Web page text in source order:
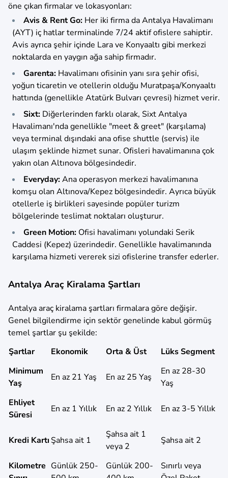
öne çıkan firmalar ve lokasyonları:
Avis & Rent Go: Her iki firma da Antalya Havalimanı
(AYT) iç hatlar terminalinde 7/24 aktif ofislere sahiptir.
Avis ayrıca şehir içinde Lara ve Konyaaltı gibi merkezi
noktalarda en yaygın ağa sahip firmadır.
Garenta: Havalimanı ofisinin yanı sıra şehir ofisi,
yoğun ticaretin ve otellerin olduğu Muratpaşa/Konyaaltı
hattında (genellikle Atatürk Bulvarı çevresi) hizmet verir.
Sixt: Diğerlerinden farklı olarak, Sixt Antalya
Havalimanı'nda genellikle "meet & greet" (karşılama)
veya terminal dışındaki ana ofise shuttle (servis) ile
ulaşım şeklinde hizmet sunar. Ofisleri havalimanına çok
yakın olan Altınova bölgesindedir.
Everyday:Ana operasyon merkezi havalimanına
komşu olan Altınova/Kepez bölgesindedir. Ayrıca büyük
otellerle iş birlikleri sayesinde popüler turizm
bölgelerinde teslimat noktaları oluşturur.
Green Motion: Ofisi havalimanı yolundaki Serik
Caddesi (Kepez) üzerindedir. Genellikle havalimanında
karşılama hizmeti vererek sizi ofislerine transfer ederler.
Antalya Araç Kiralama Şartları
Antalya araç kiralama şartları firmalara göre değişir.
Genel bilgilendirme için sektör genelinde kabul görmüş
temel şartlar şu şekilde:
Şartlar
Ekonomik Orta & Üst
Lüks Segment
Minimum
Yaş
En az 21 Yaş En az 25 Yaş
En az 28-30
Yaş
Ehliyet
Süresi
En az 1 Yıllık En az 2 Yıllık En az 3-5 Yıllık
Kredi Kartı Şahsa ait 1
Şahsa ait 1
veya 2
Şahsa ait 2
Kilometre Günlük 250-
Günlük 200-
Sınırlı veya